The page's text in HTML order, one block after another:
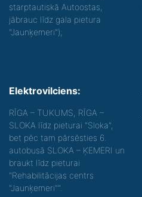
starptautiskā Autoostas,
jābrauc līdz gala pietura
"Jaunķemeri");
Elektrovilciens:
RĪGA – TUKUMS, RĪGA –
SLOKA līdz pieturai "Sloka",
bet pēc tam pārsēsties 6.
autobusā SLOKA – ĶEMERI un
braukt līdz pieturai
"Rehabilitācijas centrs
"Jaunķemeri"".